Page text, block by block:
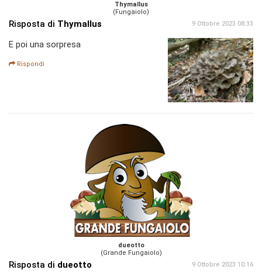
Thymallus
(Fungaiolo)
Risposta di Thymallus 9 Ottobre 2023 08:33
E poi una sorpresa
Rispondi
dueotto
(Grande Fungaiolo)
Risposta di dueotto 9 Ottobre 2023 10:16